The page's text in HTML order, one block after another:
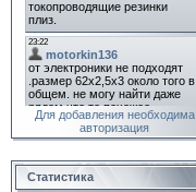
Для добавления необходима
авторизация
Статистика